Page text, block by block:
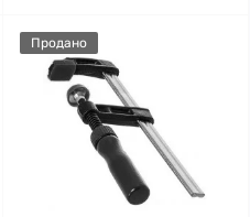
Продано